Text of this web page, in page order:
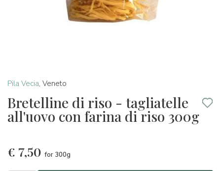
Pila Vecia, Veneto
Bretelline di riso - tagliatelle
all'uovo con farina di riso 300g
€ 7,50 for 300g